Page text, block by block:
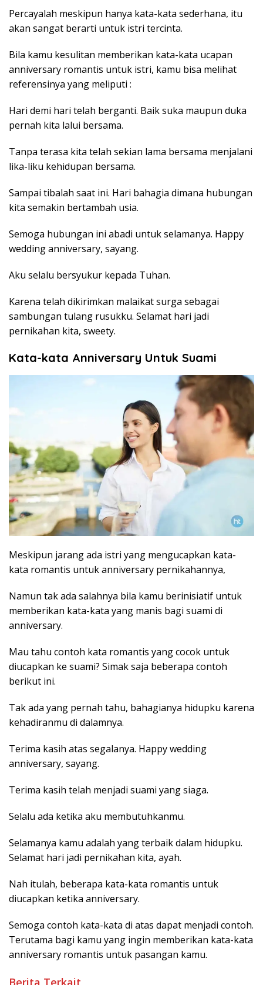
Percayalah meskipun hanya kata-kata sederhana, itu
akan sangat berarti untuk istri tercinta.
Bila kamu kesulitan memberikan kata-kata ucapan
anniversary romantis untuk istri, kamu bisa melihat
referensinya yang meliputi :
Hari demi hari telah berganti. Baik suka maupun duka
pernah kita lalui bersama.
Tanpa terasa kita telah sekian lama bersama menjalani
lika-liku kehidupan bersama.
Sampai tibalah saat ini. Hari bahagia dimana hubungan
kita semakin bertambah usia.
Semoga hubungan ini abadi untuk selamanya. Happy
wedding anniversary, sayang.
Aku selalu bersyukur kepada Tuhan.
Karena telah dikirimkan malaikat surga sebagai
sambungan tulang rusukku. Selamat hari jadi
pernikahan kita, sweety.
Kata-kata Anniversary Untuk Suami
Meskipun jarang ada istri yang mengucapkan kata-
kata romantis untuk anniversary pernikahannya,
Namun tak ada salahnya bila kamu berinisiatif untuk
memberikan kata-kata yang manis bagi suami di
anniversary.
Mau tahu contoh kata romantis yang cocok untuk
diucapkan ke suami? Simak saja beberapa contoh
berikut ini.
Tak ada yang pernah tahu, bahagianya hidupku karena
kehadiranmu di dalamnya.
Terima kasih atas segalanya. Happy wedding
anniversary, sayang.
Terima kasih telah menjadi suami yang siaga.
Selalu ada ketika aku membutuhkanmu.
Selamanya kamu adalah yang terbaik dalam hidupku.
Selamat hari jadi pernikahan kita, ayah.
Nah itulah, beberapa kata-kata romantis untuk
diucapkan ketika anniversary.
Semoga contoh kata-kata di atas dapat menjadi contoh.
Terutama bagi kamu yang ingin memberikan kata-kata
anniversary romantis untuk pasangan kamu.
Berita Terkait